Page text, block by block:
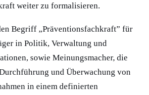
weiter zu formalisieren.
Begriff „Präventionsfachkraft” für
in Politik, Verwaltung und
sowie Meinungsmacher, die
und Überwachung von
in einem definierten